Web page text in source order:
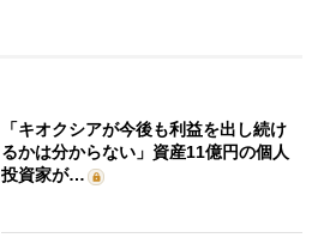
「キオクシアが今後も利益を出し続け
るかは分からない」資産11億円の個人
投資家が…